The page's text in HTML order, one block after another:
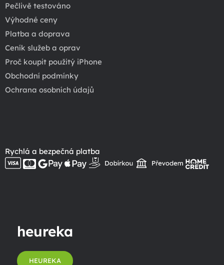
Pečlivě testováno
Výhodné ceny
Platba a doprava
Ceník služeb a oprav
Proč koupit použitý iPhone
Obchodní podmínky
Ochrana osobních údajů
Rychlá a bezpečná platba
heureka
HEUREKA